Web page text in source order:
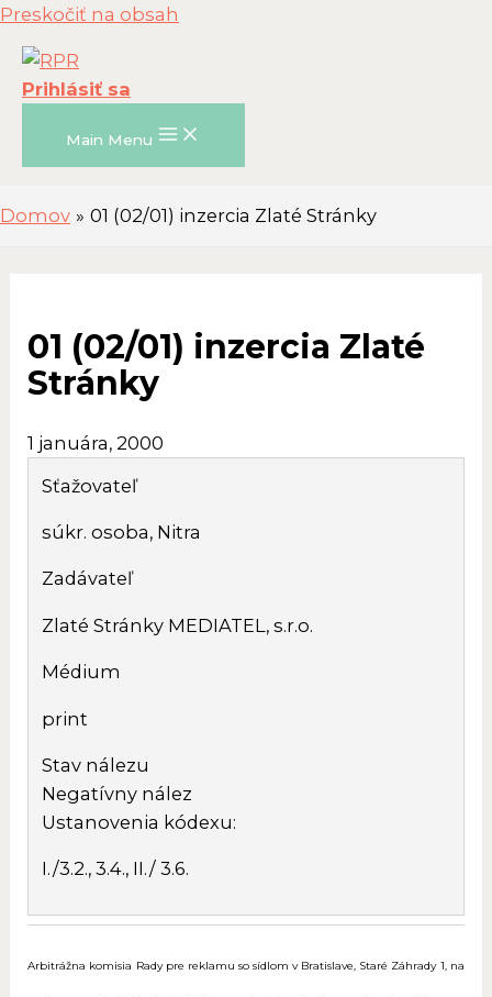
Preskočiť na obsah
Prihlásiť sa
Main Menu
Domov 01 (02/01) inzercia Zlaté Stránky
01 (02/01) inzercia Zlaté
Stránky
1 januára, 2000
Sťažovateľ
súkr. osoba, Nitra
Zadávateľ
Zlaté Stránky MEDIATEL, s.r.o.
Médium
print
Stav nálezu
Negatívny nález
Ustanovenia kódexu:
I./3.2., 3.4., II./ 3.6.
Arbitrážna komisia Rady pre reklamu so sídlom v Bratislave, Staré Záhrady 1, na